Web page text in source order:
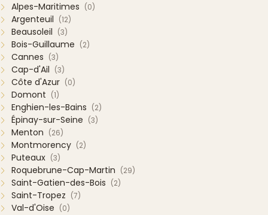
Alpes-Maritimes (0)
Argenteuil (12)
Beausoleil (3)
Bois-Guillaume (2)
Cannes (3)
Cap-d'Ail (3)
Côte d'Azur (0)
Domont (1)
Enghien-les-Bains (2)
Épinay-sur-Seine (3)
Menton (26)
Montmorency (2)
Puteaux (3)
Roquebrune-Cap-Martin (29)
Saint-Gatien-des-Bois (2)
Saint-Tropez (7)
Val-d'Oise (0)